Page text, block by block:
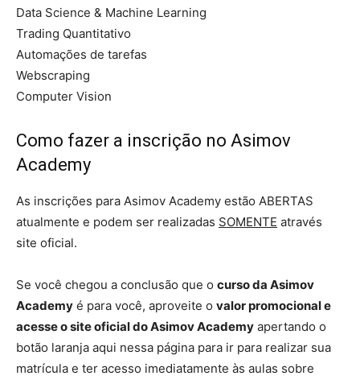
Data Science & Machine Learning
Trading Quantitativo
Automações de tarefas
Webscraping
Computer Vision
Como fazer a inscrição no Asimov
Academy
As inscrições para Asimov Academy estão ABERTAS
atualmente e podem ser realizadas SOMENTE através
site oficial.
Se você chegou a conclusão que o curso da Asimov
Academy é para você, aproveite o valor promocional e
acesse o site oficial do Asimov Academy apertando o
botão laranja aqui nessa página para ir para realizar sua
matrícula e ter acesso imediatamente às aulas sobre